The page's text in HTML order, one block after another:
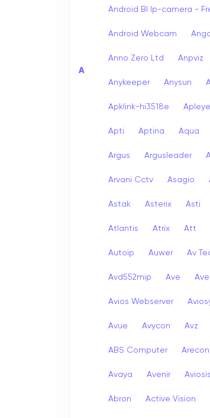
A
Android Bl Ip-camera -
Android Webcam
Anno Zero Ltd Anpviz
Anykeeper Anysun
Apklink-hi3518e Apleye
Apti Aptina Aqua
Argus Argusleader
Arvani Cctv Asagio
Astak Asterix Asti
Atlantis Atrix Att
Autoip Auwer Av
Avd552mip Ave
Avios Webserver
Avue Avycon Avz
ABS Computer
Avaya Avenir Aviosis
Abron Active Vision